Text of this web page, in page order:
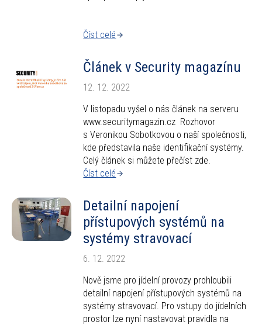
Číst celé
Článek v Security magazínu
12. 12. 2022
V listopadu vyšel o nás článek na serveru
www.securitymagazin.cz Rozhovor
s Veronikou Sobotkovou o naší společnosti,
kde představila naše identifikační systémy.
Celý článek si můžete přečíst zde.
Číst celé
Detailní napojení
přístupových systémů na
systémy stravovací
6. 12. 2022
Nově jsme pro jídelní provozy prohloubili
detailní napojení přístupových systémů na
systémy stravovací. Pro vstupy do jídelních
prostor lze nyní nastavovat pravidla na